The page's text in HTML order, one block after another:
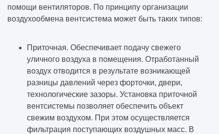
помощи вентиляторов. По принципу организации
воздухообмена вентсистема может быть таких типов:
Приточная. Обеспечивает подачу свежего
уличного воздуха в помещения. Отработанный
воздух отводится в результате возникающей
разницы давлений через форточки, двери,
технологические зазоры. Установка приточной
вентсистемы позволяет обеспечить объект
свежим воздухом. При этом осуществляется
фильтрация поступающих воздушных масс. В